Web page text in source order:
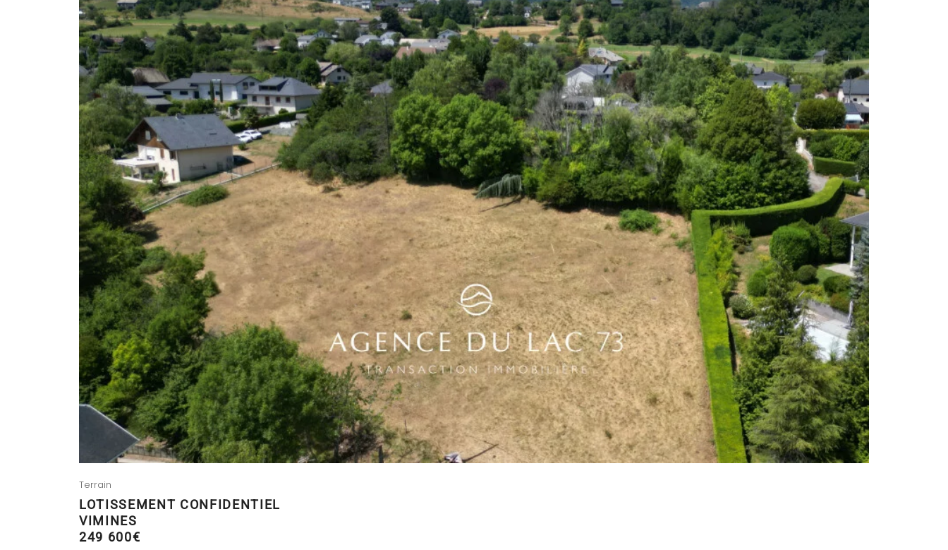
Terrain
LOTISSEMENT CONFIDENTIEL
VIMINES
249 600€